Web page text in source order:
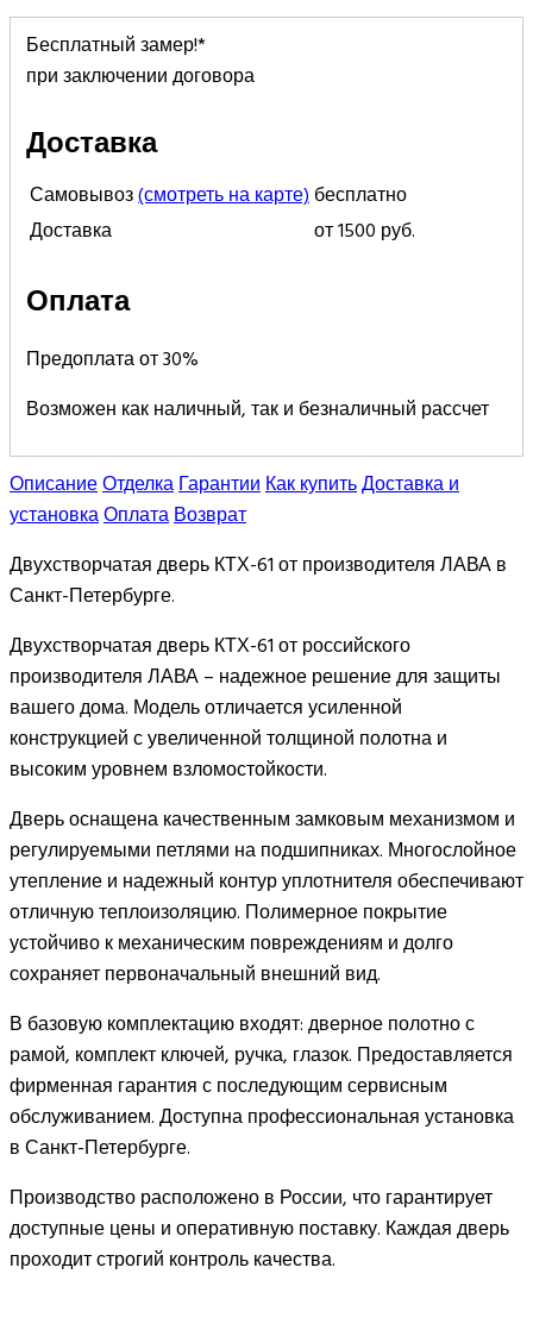
Бесплатный замер!*
при заключении договора
Доставка
Самовывоз(смотреть на карте)бесплатно
Доставка
от 1500 руб.
Оплата
Предоплата от 30%
Возможен как наличный, так и безналичный рассчет
ОписаниеОтделкаГарантииКак купитьДоставка и
установкаОплатаВозврат
Двухстворчатая дверь КТХ-61 от производителя ЛАВА в
Санкт-Петербурге.
Двухстворчатая дверь КТХ-61 от российского
производителя ЛАВА – надежное решение для защиты
вашего дома. Модель отличается усиленной
конструкцией с увеличенной толщиной полотна и
высоким уровнем взломостойкости.
Дверь оснащена качественным замковым механизмом и
регулируемыми петлями на подшипниках. Многослойное
утепление и надежный контур уплотнителя обеспечивают
отличную теплоизоляцию. Полимерное покрытие
устойчиво к механическим повреждениям и долго
сохраняет первоначальный внешний вид.
В базовую комплектацию входят: дверное полотно с
рамой, комплект ключей, ручка, глазок. Предоставляется
фирменная гарантия с последующим сервисным
обслуживанием. Доступна профессиональная установка
в Санкт-Петербурге.
Производство расположено в России, что гарантирует
доступные цены и оперативную поставку. Каждая дверь
проходит строгий контроль качества.